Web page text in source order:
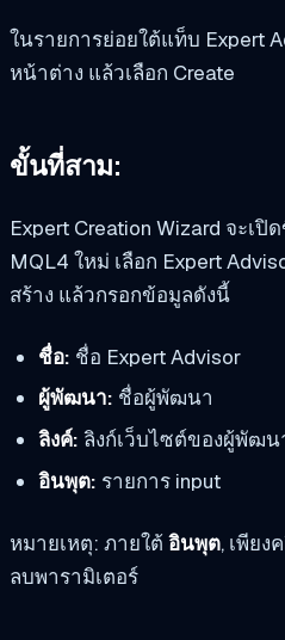
ในรายการย่อยใต้แท็บ Expert
หน้าต่าง แล้วเลือก Create
ขั้นที่สาม:
Expert Creation Wizard จะเปิ
MQL4 ใหม่ เลือก Expert
สร้าง แล้วกรอกข้อมูลดังนี้
ชื่อ: ชื่อ Expert Advisor
ผู้พัฒนา: ชื่อผู้พัฒนา
ลิงค์: ลิงก์เว็บไซต์ของผู้พัฒน
อินพุต: รายการ input
หมายเหตุ: ภายใต้อินพุต, เพียง
ลบพารามิเตอร์